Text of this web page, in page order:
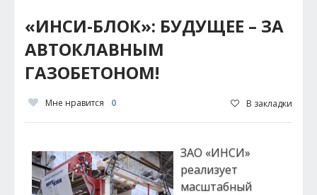
«ИНСИ-БЛОК»: БУДУЩЕЕ – ЗА
АВТОКЛАВНЫМ
ГАЗОБЕТОНОМ!
Мне нравится 0 В закладки
ЗАО «ИНСИ»
реализует
масштабный